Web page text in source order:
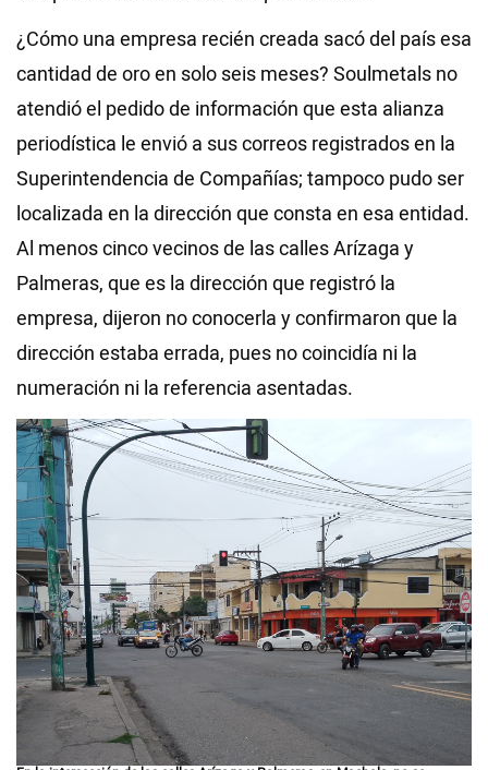
¿Cómo una empresa recién creada sacó del país esa
cantidad de oro en solo seis meses? Soulmetals no
atendió el pedido de información que esta alianza
periodística le envió a sus correos registrados en la
Superintendencia de Compañías; tampoco pudo ser
localizada en la dirección que consta en esa entidad.
Al menos cinco vecinos de las calles Arízaga y
Palmeras, que es la dirección que registró la
empresa, dijeron no conocerla y confirmaron que la
dirección estaba errada, pues no coincidía ni la
numeración ni la referencia asentadas.